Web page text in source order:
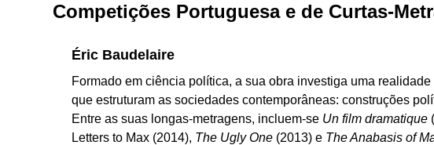
Competições Portuguesa e de Curtas-
Éric Baudelaire
Formado em ciência política, a sua obra investiga uma
que estruturam as sociedades contemporâneas: construções
Entre as suas longas-metragens, incluem-se Un film dramatique
Letters to Max (2014), The Ugly One (2013) e The Anabasis of